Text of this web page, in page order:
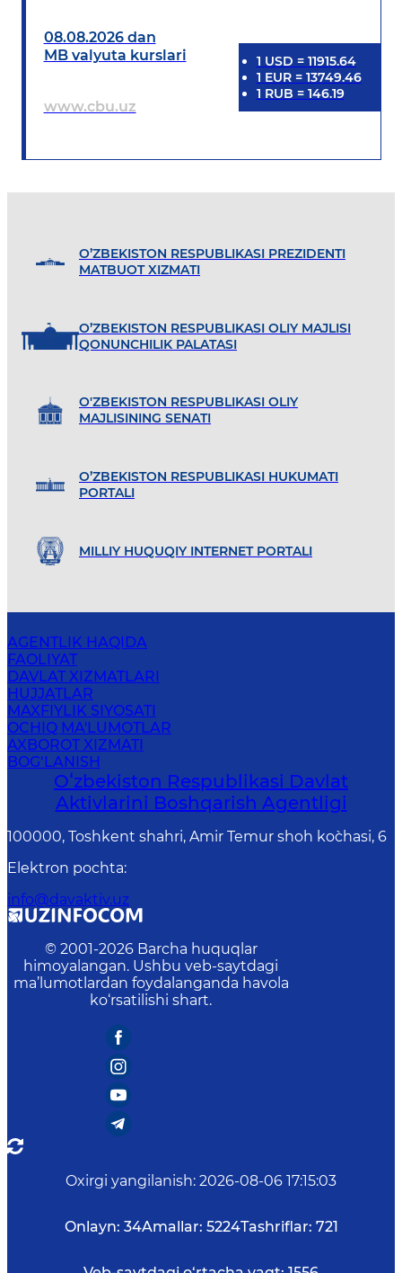
08.08.2026 dan
MB valyuta kurslari
www.cbu.uz
1 USD = 11915.64
1 EUR= 13749.46
1 RUB = 146.19
O’ZBEKISTON RESPUBLIKASI PREZIDENTI
MATBUOT XIZMATI
O’ZBEKISTON RESPUBLIKASI OLIY MAJLISI
QONUNCHILIK PALATASI
O'ZBEKISTON RESPUBLIKASI OLIY
MAJLISINING SENATI
O’ZBEKISTON RESPUBLIKASI HUKUMATI
PORTALI
MILLIY HUQUQIY INTERNET PORTALI
AGENTLIK HAQIDA
FAOLIYAT
DAVLAT XIZMATLARI
HUJJATLAR
MAXFIYLIK SIYOSATI
OCHIQ MA'LUMOTLAR
AXBOROT XIZMATI
BOG‘LANISH
Oʻzbekiston Respublikasi Davlat
Aktivlarini Boshqarish Agentligi
100000, Toshkent shahri, Amir Temur shoh ko`chasi, 6
Elektron pochta:
info@davaktiv.uz
© 2001-2026 Barcha huquqlar
himoyalangan. Ushbu veb-saytdagi
ma’lumotlardan foydalanganda havola
ko‘rsatilishi shart.
Oxirgi yangilanish: 2026-08-06 17:15:03
Onlayn: 34Amallar: 5224Tashriflar: 721